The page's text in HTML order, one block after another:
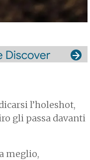
l’holeshot,
gli passa davanti
meglio,